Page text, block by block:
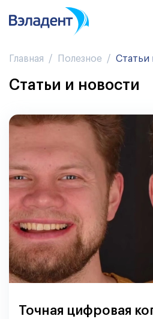
Главная Полезное Статьи
Статьи и новости
Точная цифровая